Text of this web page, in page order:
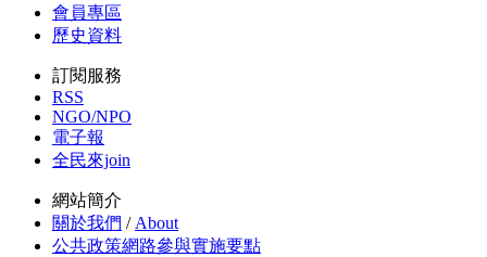
會員專區
歷史資料
訂閱服務
RSS
NGO/NPO
電子報
全民來join
網站簡介
關於我們 / About
公共政策網路參與實施要點